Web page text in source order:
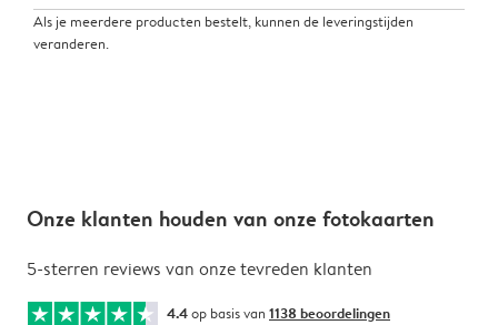
Als je meerdere producten bestelt, kunnen de leveringstijden
veranderen.
Onze klanten houden van onze fotokaarten
5-sterren reviews van onze tevreden klanten
4.4op basis van 1138 beoordelingen